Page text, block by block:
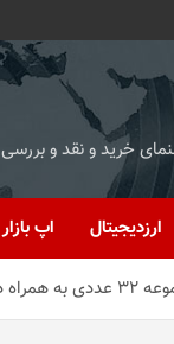
خرید و نقد و بررسی
ارزدیجیتال اپ بازار